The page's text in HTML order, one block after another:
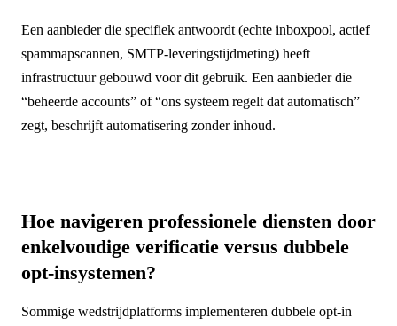
Een aanbieder die specifiek antwoordt (echte inboxpool, actief
spammapscannen, SMTP-leveringstijdmeting) heeft
infrastructuur gebouwd voor dit gebruik. Een aanbieder die
“beheerde accounts” of “ons systeem regelt dat automatisch”
zegt, beschrijft automatisering zonder inhoud.
Hoe navigeren professionele diensten door
enkelvoudige verificatie versus dubbele
opt-insystemen?
Sommige wedstrijdplatforms implementeren dubbele opt-in